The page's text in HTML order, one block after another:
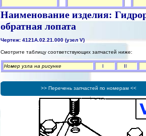
Наименование изделия:
обратная лопата
Чертеж: 4121А.02.21.000 (узел V)
Смотрите таблицу соответствующих запчастей ниже:
Номер узла на рисунке
>> Перечень запчастей по номерам <<